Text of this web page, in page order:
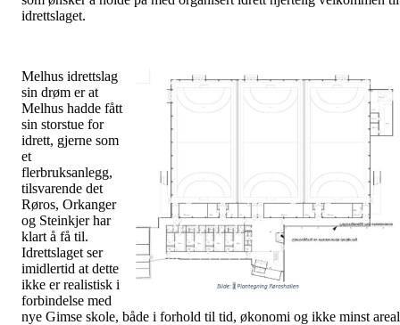
idrettslaget.
Melhus idrettslag
sin drøm er at
Melhus hadde fått
sin storstue for
idrett, gjerne som
et
flerbruksanlegg,
tilsvarende det
Røros, Orkanger
og Steinkjer har
klart å få til.
Idrettslaget ser
imidlertid at dette
ikke er realistisk i
forbindelse med
nye Gimse skole, både i forhold til tid, økonomi og ikke minst